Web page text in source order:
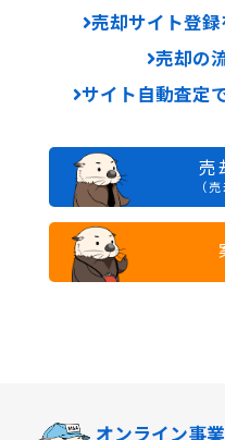
売却サイト登録
売却の
サイト自動査定
売
（
オンライン事